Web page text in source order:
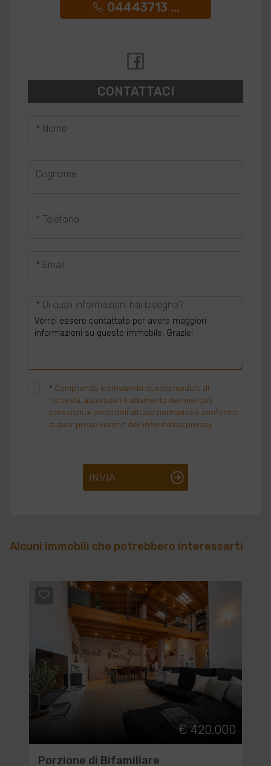
04443713 ...
CONTATTACI
* Nome
Cognome
* Telefono
* Email
* Di quali informazioni hai bisogno?
* Compilando ed inviando questo modulo di
richiesta, autorizzo il trattamento dei miei dati
personali ai sensi dell'attuale normativa e confermo
di aver preso visione dell'informativa privacy.
INVIA
Alcuni immobili che potrebbero interessarti
€ 420.000
Porzione di Bifamiliare